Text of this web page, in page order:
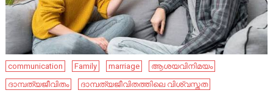
communication Family marriage
ആശയവിനിമയം
ദാമ്പത്യജീവിതം
ദാമ്പത്യജീവിതത്തിലെ വിശ്വസ്തത